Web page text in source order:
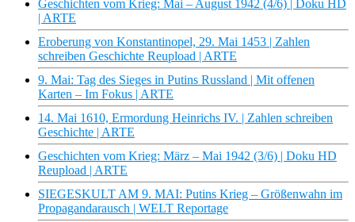
Geschichten vom Krieg: Mai – August 1942 (4/6) | Doku HD
| ARTE
Eroberung von Konstantinopel, 29. Mai 1453 | Zahlen
schreiben Geschichte Reupload | ARTE
9. Mai: Tag des Sieges in Putins Russland | Mit offenen
Karten – Im Fokus | ARTE
14. Mai 1610, Ermordung Heinrichs IV. | Zahlen schreiben
Geschichte | ARTE
Geschichten vom Krieg: März – Mai 1942 (3/6) | Doku HD
Reupload | ARTE
SIEGESKULT AM 9. MAI: Putins Krieg – Größenwahn im
Propagandarausch | WELT Reportage